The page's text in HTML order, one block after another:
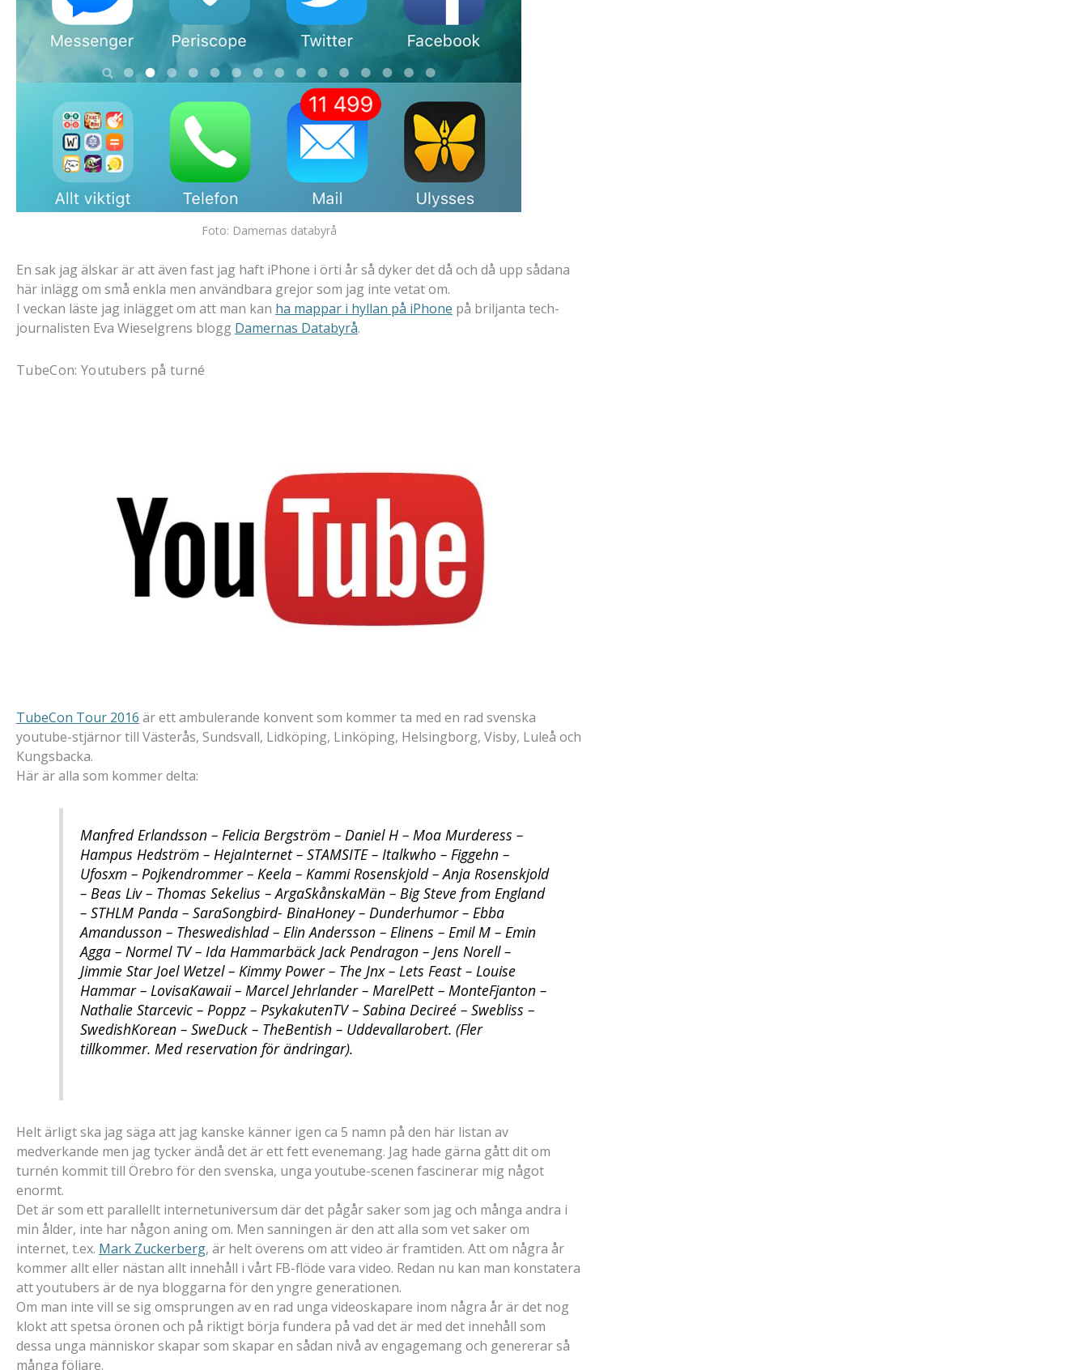
Foto: Damernas databyrå
En sak jag älskar är att även fast jag haft iPhone i örti år så dyker det då och då upp sådana
här inlägg om små enkla men användbara grejor som jag inte vetat om.
I veckan läste jag inlägget om att man kan ha mappar i hyllan på iPhone på briljanta tech-
journalisten Eva Wieselgrens blogg Damernas Databyrå.
TubeCon: Youtubers på turné
TubeCon Tour 2016 är ett ambulerande konvent som kommer ta med en rad svenska
youtube-stjärnor till Västerås, Sundsvall, Lidköping, Linköping, Helsingborg, Visby, Luleå och
Kungsbacka.
Här är alla som kommer delta:
Manfred Erlandsson – Felicia Bergström – Daniel H – Moa Murderess –
Hampus Hedström – HejaInternet – STAMSITE – Italkwho – Figgehn –
Ufosxm – Pojkendrommer – Keela – Kammi Rosenskjold – Anja Rosenskjold
– Beas Liv – Thomas Sekelius – ArgaSkånskaMän – Big Steve from England
– STHLM Panda – SaraSongbird- BinaHoney – Dunderhumor – Ebba
Amandusson – Theswedishlad – Elin Andersson – Elinens – Emil M – Emin
Agga – Normel TV – Ida Hammarbäck Jack Pendragon – Jens Norell –
Jimmie Star Joel Wetzel – Kimmy Power – The Jnx – Lets Feast – Louise
Hammar – LovisaKawaii – Marcel Jehrlander – MarelPett – MonteFjanton –
Nathalie Starcevic – Poppz – PsykakutenTV – Sabina Decireé – Swebliss –
SwedishKorean – SweDuck – TheBentish – Uddevallarobert. (Fler
tillkommer. Med reservation för ändringar).
Helt ärligt ska jag säga att jag kanske känner igen ca 5 namn på den här listan av
medverkande men jag tycker ändå det är ett fett evenemang. Jag hade gärna gått dit om
turnén kommit till Örebro för den svenska, unga youtube-scenen fascinerar mig något
enormt.
Det är som ett parallellt internetuniversum där det pågår saker som jag och många andra i
min ålder, inte har någon aning om. Men sanningen är den att alla som vet saker om
internet, t.ex. Mark Zuckerberg, är helt överens om att video är framtiden. Att om några år
kommer allt eller nästan allt innehåll i vårt FB-flöde vara video. Redan nu kan man konstatera
att youtubers är de nya bloggarna för den yngre generationen.
Om man inte vill se sig omsprungen av en rad unga videoskapare inom några år är det nog
klokt att spetsa öronen och på riktigt börja fundera på vad det är med det innehåll som
dessa unga människor skapar som skapar en sådan nivå av engagemang och genererar så
många följare.